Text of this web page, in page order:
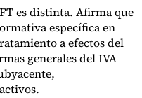
es distinta. Afirma que
específica en
a efectos del
generales del IVA